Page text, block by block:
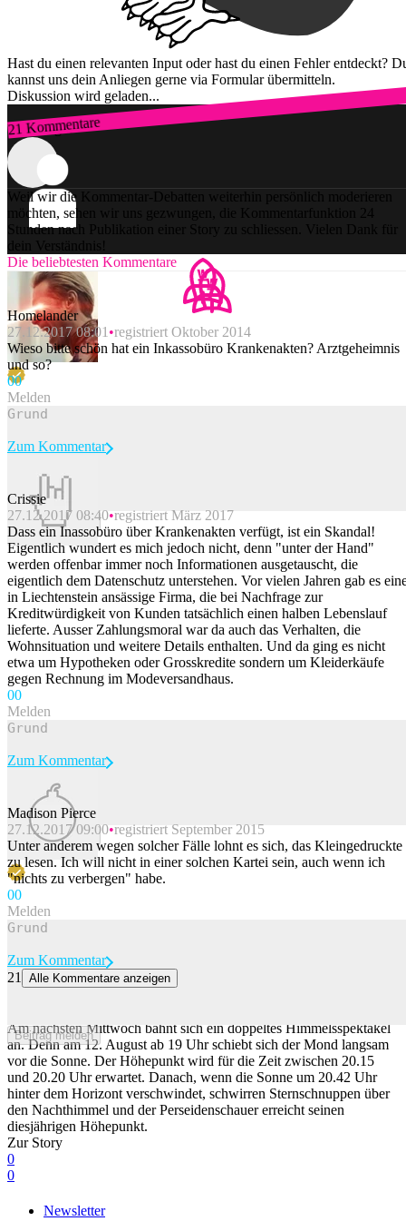
Hast du einen relevanten Input oder hast du einen Fehler entdeckt?
kannst uns dein Anliegen gerne via Formular übermitteln.
Diskussion wird geladen...
21 Kommentare
Zum Login
Weil wir die Kommentar-Debatten weiterhin persönlich moderieren
möchten, sehen wir uns gezwungen, die Kommentarfunktion 24
Stunden nach Publikation einer Story zu schliessen. Vielen Dank für
dein Verständnis!
Die beliebtesten Kommentare
Homelander
27.12.2017 08:01 registriert Oktober 2014
Wieso bitte schön hat ein Inkassobüro Krankenakten? Arztgeheimnis
und so?
00
Melden
Beitrag melden
Zum Kommentar
Crissie
27.12.2017 08:40 registriert März 2017
Dass ein Inassobüro über Krankenakten verfügt, ist ein Skandal!
Eigentlich wundert es mich jedoch nicht, denn "unter der Hand"
werden offenbar immer noch Informationen ausgetauscht, die
eigentlich dem Datenschutz unterstehen. Vor vielen Jahren gab es
in Liechtenstein ansässige Firma, die bei Nachfrage zur
Kreditwürdigkeit von Kunden tatsächlich einen halben Lebenslauf
lieferte. Ausser Zahlungsmoral war da auch das Verhalten, die
Wohnsituation und weitere Details enthalten. Und da ging es nicht
etwa um Hypotheken oder Grosskredite sondern um Kleiderkäufe
gegen Rechnung im Modeversandhaus.
00
Melden
Beitrag melden
Zum Kommentar
Madison Pierce
27.12.2017 09:00 registriert September 2015
Unter anderem wegen solcher Fälle lohnt es sich, das Kleingedruckte
zu lesen. Ich will nicht in einer solchen Kartei sein, auch wenn ich
"nichts zu verbergen" habe.
00
Melden
Beitrag melden
Zum Kommentar
21
Alle Kommentare anzeigen
Am nächsten Mittwoch bahnt sich ein doppeltes Himmelsspektakel
an. Denn am 12. August ab 19 Uhr schiebt sich der Mond langsam
vor die Sonne. Der Höhepunkt wird für die Zeit zwischen 20.15
und 20.20 Uhr erwartet. Danach, wenn die Sonne um 20.42 Uhr
hinter dem Horizont verschwindet, schwirren Sternschnuppen über
den Nachthimmel und der Perseidenschauer erreicht seinen
diesjährigen Höhepunkt.
Zur Story
0
0
Newsletter